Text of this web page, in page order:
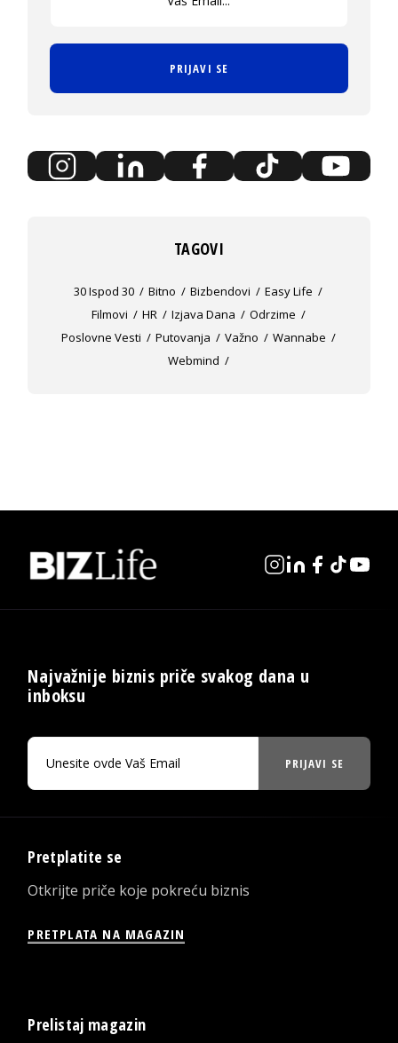
PRIJAVI SE
TAGOVI
30 Ispod 30 Bitno Bizbendovi
Easy Life
Filmovi
HR Izjava Dana
Odrzime
Poslovne Vesti
Putovanja Važno
Wannabe
Webmind
Najvažnije biznis priče svakog dana u
inboksu
PRIJAVI SE
Pretplatite se
Otkrijte priče koje pokreću biznis
PRETPLATA NA MAGAZIN
Prelistaj magazin